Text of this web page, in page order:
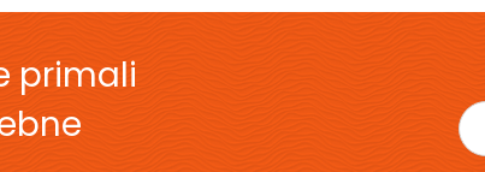
primali